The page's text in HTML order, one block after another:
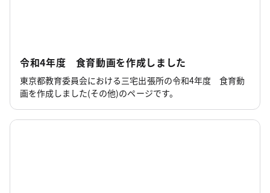
令和4年度 食育動画を作成しました
東京都教育委員会における三宅出張所の令和4年度 食育動
画を作成しました(その他)のページです。